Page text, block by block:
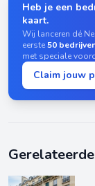
Heb je een
kaart.
Wij lanceren dé
eerste50
met speciale
Claim jouw